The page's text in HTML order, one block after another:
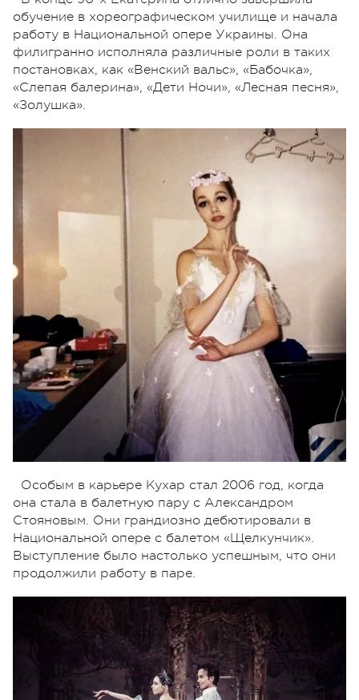
обучение в хореографическом училище и начала
работу в Национальной опере Украины. Она
филигранно исполняла различные роли в таких
постановках, как «Венский вальс», «Бабочка»,
«Слепая балерина», «Дети Ночи», «Лесная песня»,
«Золушка».
Особым в карьере Кухар стал 2006 год, когда
она стала в балетную пару с Александром
Стояновым. Они грандиозно дебютировали в
Национальной опере с балетом «Щелкунчик».
Выступление было настолько успешным, что они
продолжили работу в паре.